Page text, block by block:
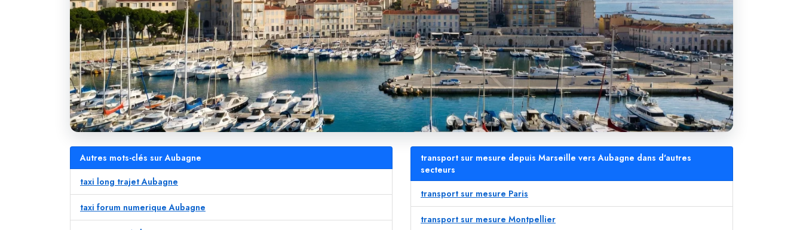
Autres mots-clés sur Aubagne
taxi long trajet Aubagne
taxi forum numerique Aubagne
transport sur mesure depuis Marseille vers Aubagne dans d'autres
secteurs
transport sur mesure Paris
transport sur mesure Montpellier